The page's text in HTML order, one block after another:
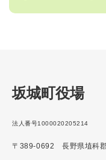
坂城町役場
法人番号1000020205214
〒389-0692 長野県埴科